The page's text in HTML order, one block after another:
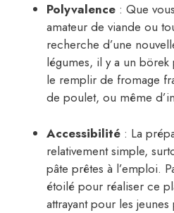
Polyvalence : Que
amateur de viande ou
recherche d’une
légumes, il y a un
le remplir de fromage
de poulet, ou même
Accessibilité : La
relativement simple,
pâte prêtes à l’emploi.
étoilé pour réaliser ce
attrayant pour les